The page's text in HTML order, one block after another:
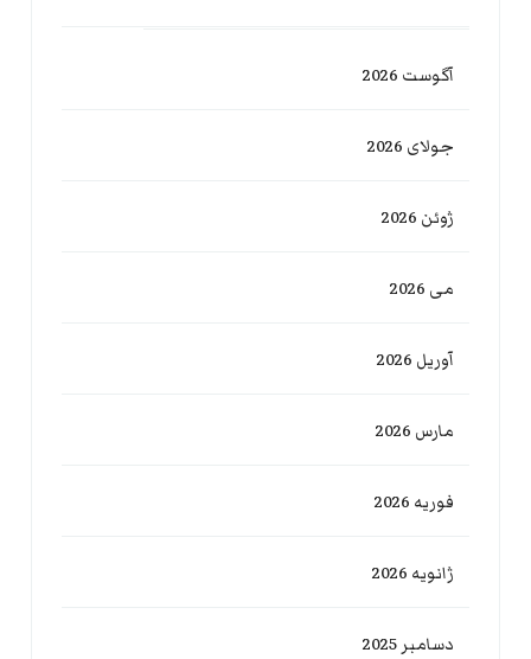
آگوست 2026
جولای 2026
ژوئن 2026
می 2026
آوریل 2026
مارس 2026
فوریه 2026
ژانویه 2026
دسامبر 2025